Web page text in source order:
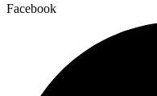
Facebook